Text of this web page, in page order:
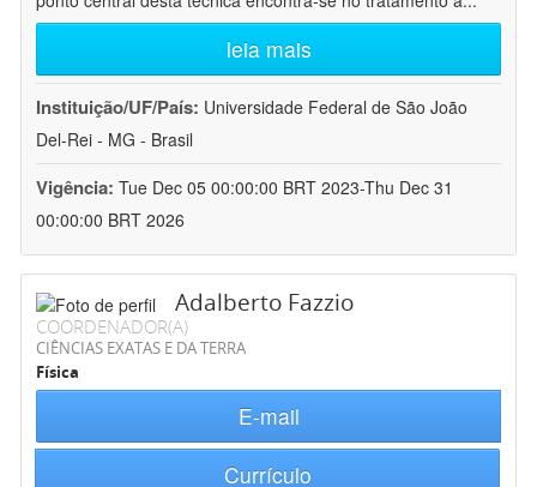
leia mais
Instituição/UF/País: Universidade Federal de São João
Del-Rei - MG - Brasil
Vigência: Tue Dec 05 00:00:00 BRT 2023-Thu Dec 31
00:00:00 BRT 2026
Adalberto Fazzio
COORDENADOR(A)
CIÊNCIAS EXATAS E DA TERRA
Física
E-mail
Currículo